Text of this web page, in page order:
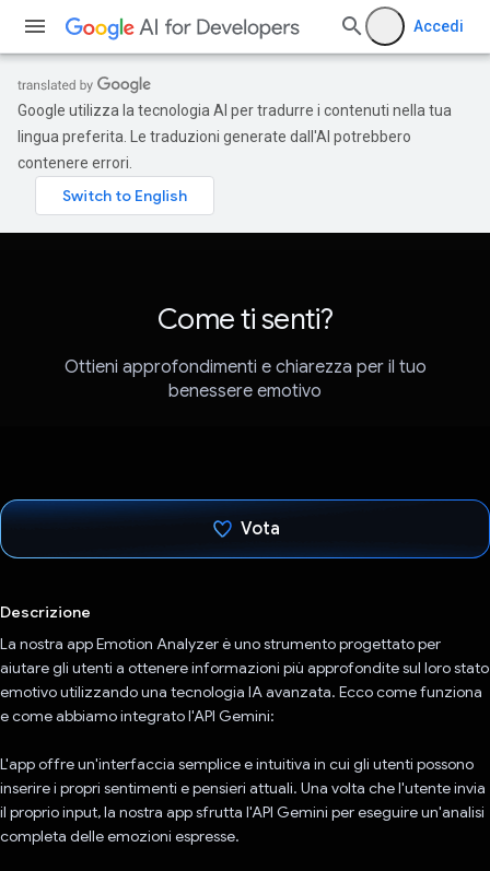
Accedi
Google utilizza la tecnologia AI per tradurre i contenuti nella tua
lingua preferita. Le traduzioni generate dall'AI potrebbero
contenere errori.
Come ti senti?
Ottieni approfondimenti e chiarezza per il tuo
benessere emotivo
Vota
Descrizione
La nostra app Emotion Analyzer è uno strumento progettato per
aiutare gli utenti a ottenere informazioni più approfondite sul loro stato
emotivo utilizzando una tecnologia IA avanzata. Ecco come funziona
e come abbiamo integrato l'API Gemini:
L'app offre un'interfaccia semplice e intuitiva in cui gli utenti possono
inserire i propri sentimenti e pensieri attuali. Una volta che l'utente invia
il proprio input, la nostra app sfrutta l'API Gemini per eseguire un'analisi
completa delle emozioni espresse.